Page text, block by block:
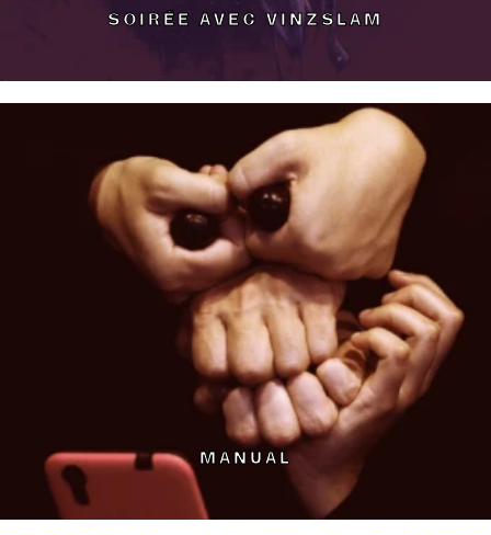
SOIRÉE AVEC VINZSLAM
MANUAL